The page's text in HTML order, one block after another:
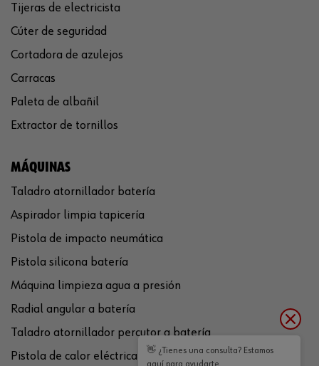
Tijeras de electricista
Cúter de seguridad
Cortadora de azulejos
Carracas
Paleta de albañil
Extractor de tornillos
MÁQUINAS
Taladro atornillador batería
Aspirador limpia tapicería
Pistola de impacto neumática
Pistola silicona batería
Máquina limpieza agua a presión
Radial angular a batería
Taladro atornillador percutor a batería
Pistola de calor eléctrica
👋 ¿Tienes una consulta? Estamos